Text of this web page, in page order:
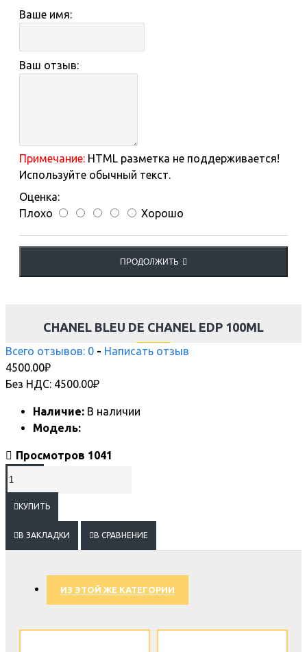
Ваше имя:
Ваш отзыв:
Примечание: HTML разметка не поддерживается!
Используйте обычный текст.
Оценка:
Плохо
Хорошо
ПРОДОЛЖИТЬ
CHANEL BLEU DE CHANEL EDP 100ML
Всего отзывов: 0 - Написать отзыв
4500.00₽
Без НДС: 4500.00₽
Наличие: В наличии
Модель:
Просмотров 1041
КУПИТЬ
В ЗАКЛАДКИ В СРАВНЕНИЕ
ИЗ ЭТОЙ ЖЕ КАТЕГОРИИ